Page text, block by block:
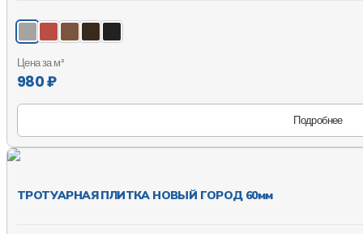
Цена за м²
980 ₽
Подробнее
ТРОТУАРНАЯ ПЛИТКА НОВЫЙ ГОРОД 60мм